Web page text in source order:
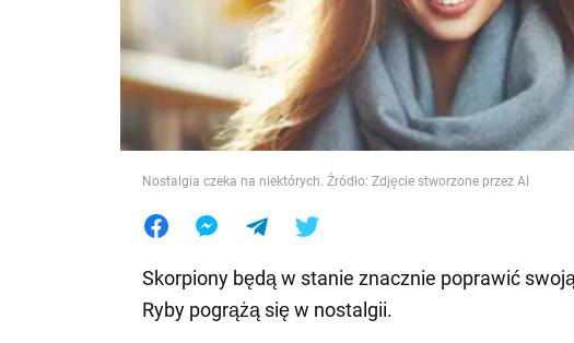
Jedzenie
Nostalgia czeka na niektórych. Źródło: Zdjęcie stworzone przez AI
Skorpiony będą w stanie znacznie poprawić
Ryby pogrążą się w nostalgii.